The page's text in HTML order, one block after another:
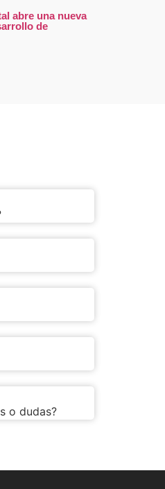
abre una nueva
de
o dudas?